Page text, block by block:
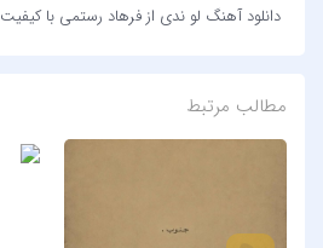
دانلود آهنگ لو ندی از فرهاد رستمی با کیفیت 320 + متن آهنگ
مطالب مرتبط